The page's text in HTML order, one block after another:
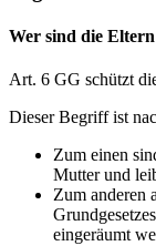
Wer sind die
Art. 6 GG schützt
Dieser Begriff ist
Zum einen
Mutter und
Zum anderen
eingeräumt